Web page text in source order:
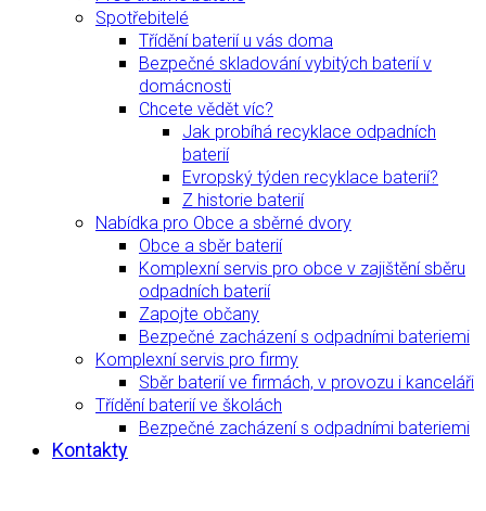
Spotřebitelé
Třídění baterií u vás doma
Bezpečné skladování vybitých baterií v
domácnosti
Chcete vědět víc?
Jak probíhá recyklace odpadních
baterií
Evropský týden recyklace baterií?
Z historie baterií
Nabídka pro Obce a sběrné dvory
Obce a sběr baterií
Komplexní servis pro obce v zajištění sběru
odpadních baterií
Zapojte občany
Bezpečné zacházení s odpadními bateriemi
Komplexní servis pro firmy
Sběr baterií ve firmách, v provozu i kanceláři
Třídění baterií ve školách
Bezpečné zacházení s odpadními bateriemi
Kontakty